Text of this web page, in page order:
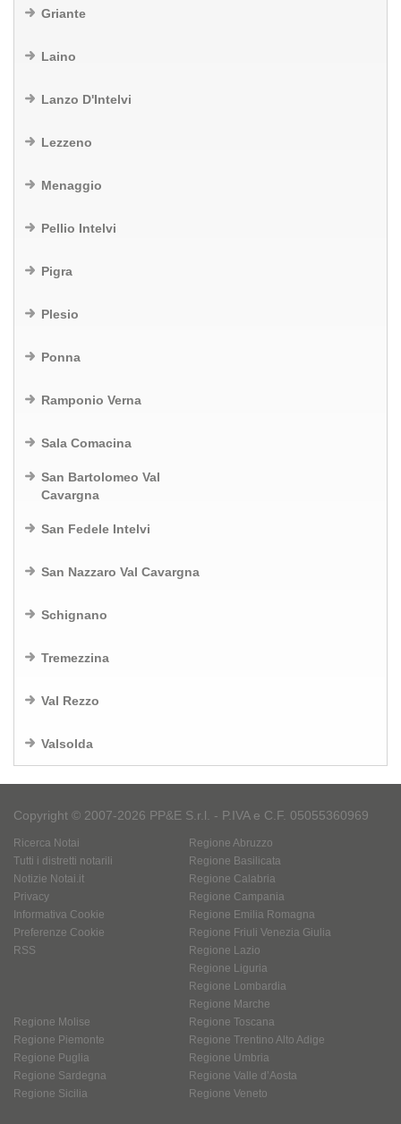
Griante
Laino
Lanzo D'Intelvi
Lezzeno
Menaggio
Pellio Intelvi
Pigra
Plesio
Ponna
Ramponio Verna
Sala Comacina
San Bartolomeo Val
Cavargna
San Fedele Intelvi
San Nazzaro Val Cavargna
Schignano
Tremezzina
Val Rezzo
Valsolda
Copyright © 2007-2026 PP&E S.r.l. - P.IVA e C.F. 05055360969
Ricerca Notai
Tutti i distretti notarili
Notizie Notai.it
Privacy
Informativa Cookie
Preferenze Cookie
RSS
Regione Abruzzo
Regione Basilicata
Regione Calabria
Regione Campania
Regione Emilia Romagna
Regione Friuli Venezia Giulia
Regione Lazio
Regione Liguria
Regione Lombardia
Regione Marche
Regione Molise
Regione Piemonte
Regione Puglia
Regione Sardegna
Regione Sicilia
Regione Toscana
Regione Trentino Alto Adige
Regione Umbria
Regione Valle d’Aosta
Regione Veneto